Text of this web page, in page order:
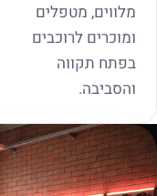
מלווים, מטפלים
ומוכרים לרוכבים
בפתח תקווה
והסביבה.